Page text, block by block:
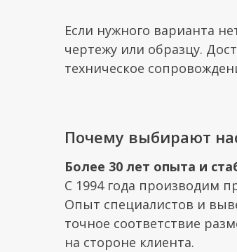
Если нужного варианта
чертежу или образцу.
техническое
Почему выбирают
Более 30 лет опыта и
С 1994 года производим
Опыт специалистов и
точное соответствие
на стороне клиента.